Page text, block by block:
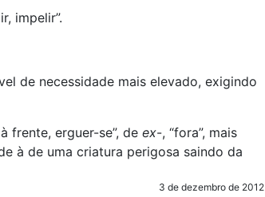
impelir”.
de necessidade mais elevado, exigindo
frente, erguer-se”, de ex-, “fora”, mais
à de uma criatura perigosa saindo da
3 de dezembro de 2012